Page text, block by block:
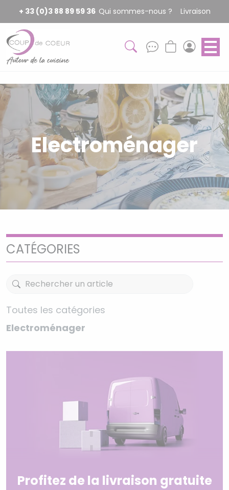
+ 33 (0)3 88 89 59 36 Qui sommes-nous ? Livraison
Electroménager
CATÉGORIES
Toutes les catégories
Electroménager
Profitez de la livraison gratuite
Panneau de gestion des cookies